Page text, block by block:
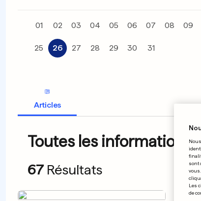
01 02 03 04 05 06 07 08 09
25 26 27 28 29 30 31
Articles
Toutes les informations
67 Résultats
sont
Les
de